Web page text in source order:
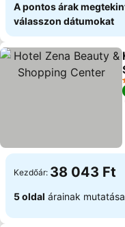
A pontos árak
válasszon dátumokat
Kezdőár: 38 043 Ft
5 oldal árainak mutatása